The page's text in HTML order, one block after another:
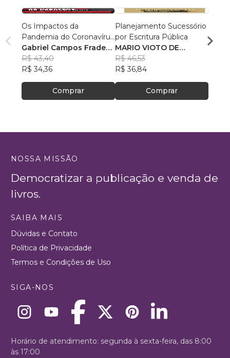
Os Impactos da
Pandemia do Coronavírus
no Direito Brasileiro
Gabriel Campos Frade
Machado
R$ 43,40
R$ 34,36
Comprar
Planejamento Sucessório
por Escritura Pública
MARIO VIOTO DE
CASTRO
R$ 46,53
R$ 36,84
Comprar
em
NOSSA MISSÃO
Democratizar a publicação e venda de
livros.
SAIBA MAIS
Dúvidas e Contato
Política de Privacidade
Termos e Condições de Uso
SIGA-NOS
Horário de atendimento: segunda à sexta-feira, das 8:00
às 17:00